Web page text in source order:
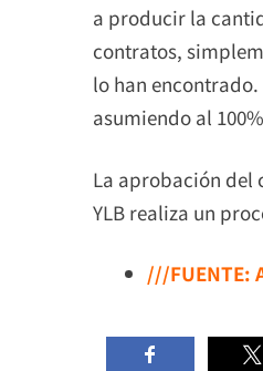
a producir la
contratos,
lo han
asumiendo al
La aprobación del
YLB realiza un
///FUENTE: